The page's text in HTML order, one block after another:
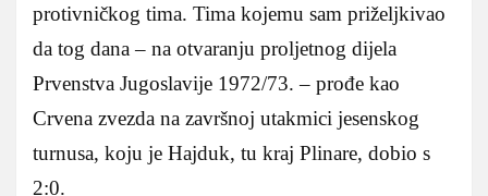
protivničkog tima. Tima kojemu sam priželjkivao
da tog dana – na otvaranju proljetnog dijela
Prvenstva Jugoslavije 1972/73. – prođe kao
Crvena zvezda na završnoj utakmici jesenskog
turnusa, koju je Hajduk, tu kraj Plinare, dobio s
2:0.